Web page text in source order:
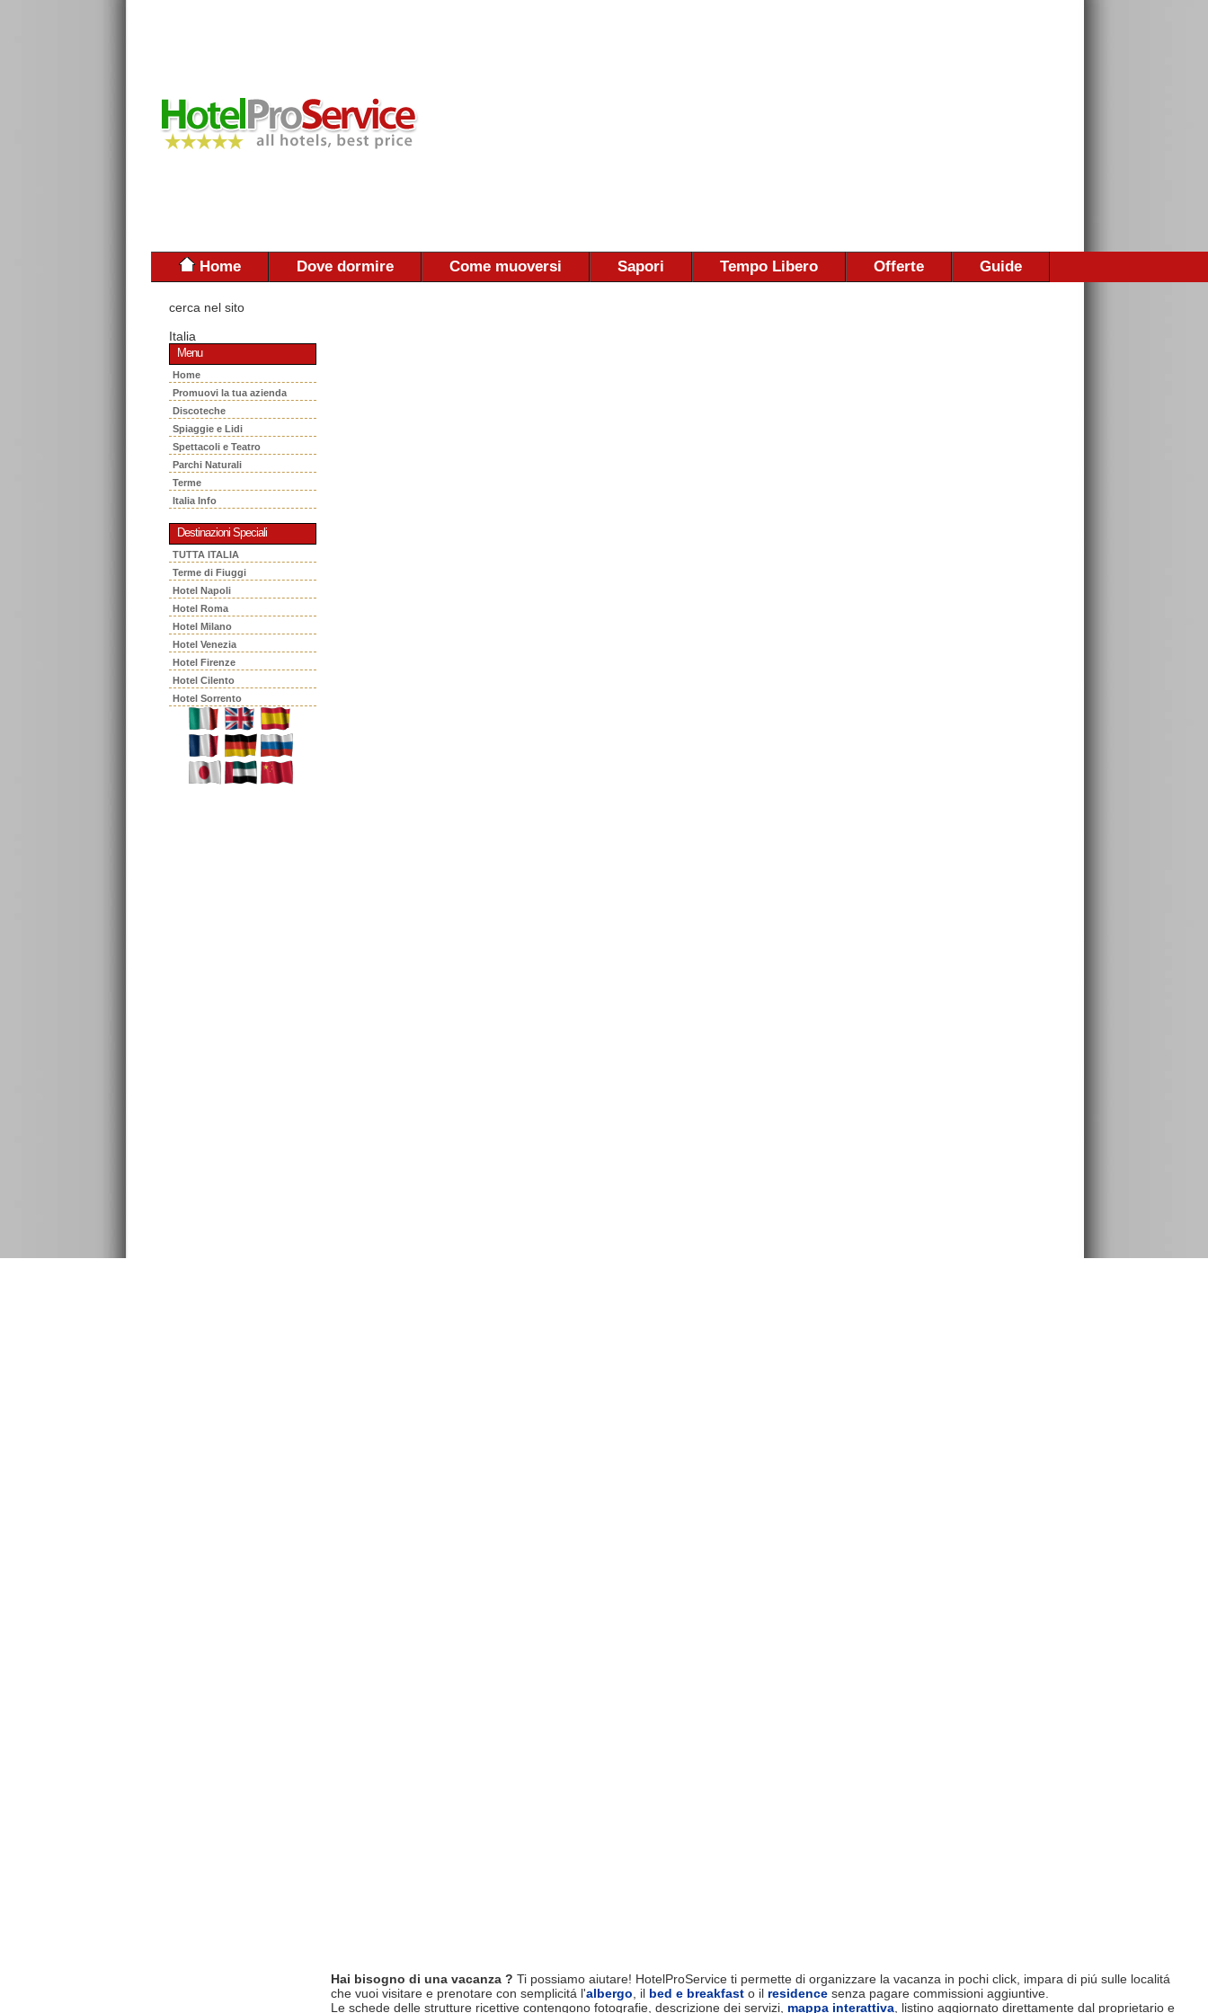
Home Dove dormire Come muoversi Sapori Tempo Libero Offerte Guide
cerca nel sito
Italia
Menu
Home
Promuovi la tua azienda
Discoteche
Spiaggie e Lidi
Spettacoli e Teatro
Parchi Naturali
Terme
Italia Info
Destinazioni Speciali
TUTTA ITALIA
Terme di Fiuggi
Hotel Napoli
Hotel Roma
Hotel Milano
Hotel Venezia
Hotel Firenze
Hotel Cilento
Hotel Sorrento
Hai bisogno di una vacanza ? Ti possiamo aiutare! HotelProService ti permette di organizzare la vacanza in pochi click, impara di piú sulle localitá
che vuoi visitare e prenotare con semplicitá l'albergo , il bed e breakfast o il residence senza pagare commissioni aggiuntive.
Le schede delle strutture ricettive contengono fotografie, descrizione dei servizi, mappa interattiva , listino aggiornato direttamente dal proprietario e